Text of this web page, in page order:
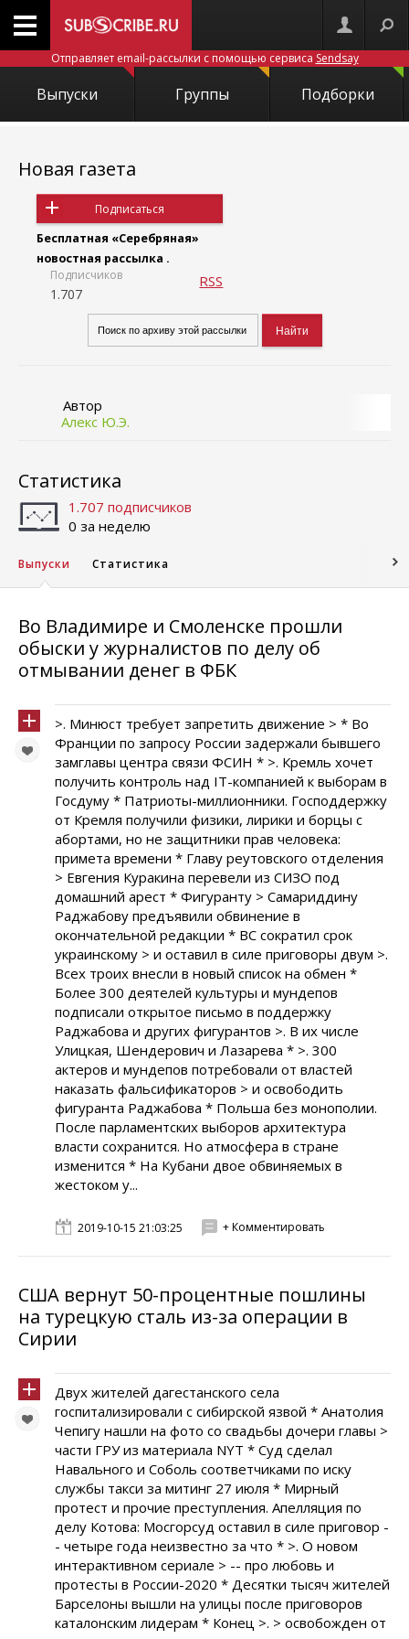
Отправляет email-рассылки с помощью сервиса Sendsay
Выпуски Группы Подборки
Новая газета
Подписаться
Бесплатная «Серебряная»
новостная рассылка .
Подписчиков
1.707
RSS
Автор
Алекс Ю.Э.
Статистика
1.707 подписчиков
0 за неделю
Выпуски Статистика
Во Владимире и Смоленске прошли
обыски у журналистов по делу об
отмывании денег в ФБК
>. Минюст требует запретить движение > * Во
Франции по запросу России задержали бывшего
замглавы центра связи ФСИН * >. Кремль хочет
получить контроль над IT-компанией к выборам в
Госдуму * Патриоты-миллионники. Господдержку
от Кремля получили физики, лирики и борцы с
абортами, но не защитники прав человека:
примета времени * Главу реутовского отделения
> Евгения Куракина перевели из СИЗО под
домашний арест * Фигуранту > Самариддину
Раджабову предъявили обвинение в
окончательной редакции * ВС сократил срок
украинскому > и оставил в силе приговоры двум >.
Всех троих внесли в новый список на обмен *
Более 300 деятелей культуры и мундепов
подписали открытое письмо в поддержку
Раджабова и других фигурантов >. В их числе
Улицкая, Шендерович и Лазарева * >. 300
актеров и мундепов потребовали от властей
наказать фальсификаторов > и освободить
фигуранта Раджабова * Польша без монополии.
После парламентских выборов архитектура
власти сохранится. Но атмосфера в стране
изменится * На Кубани двое обвиняемых в
жестоком у...
2019-10-15 21:03:25 + Комментировать
США вернут 50-процентные пошлины
на турецкую сталь из-за операции в
Сирии
Двух жителей дагестанского села
госпитализировали с сибирской язвой * Анатолия
Чепигу нашли на фото со свадьбы дочери главы >
части ГРУ из материала NYT * Суд сделал
Навального и Соболь соответчиками по иску
службы такси за митинг 27 июля * Мирный
протест и прочие преступления. Апелляция по
делу Котова: Мосгорсуд оставил в силе приговор -
- четыре года неизвестно за что * >. О новом
интерактивном сериале > -- про любовь и
протесты в России-2020 * Десятки тысяч жителей
Барселоны вышли на улицы после приговоров
каталонским лидерам * Конец >. > освобожден от